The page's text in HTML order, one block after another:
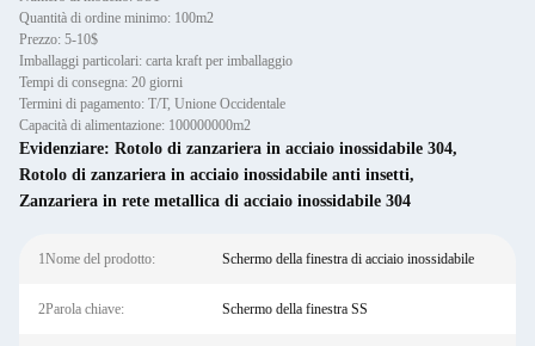
Quantità di ordine minimo: 100m2
Prezzo: 5-10$
Imballaggi particolari: carta kraft per imballaggio
Tempi di consegna: 20 giorni
Termini di pagamento: T/T, Unione Occidentale
Capacità di alimentazione: 100000000m2
Evidenziare: Rotolo di zanzariera in acciaio inossidabile 304,
Rotolo di zanzariera in acciaio inossidabile anti insetti,
Zanzariera in rete metallica di acciaio inossidabile 304
1Nome del prodotto: Schermo della finestra di acciaio inossidabile
2Parola chiave: Schermo della finestra SS